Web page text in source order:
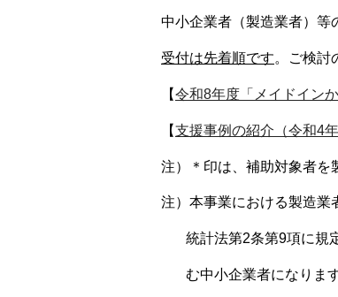
中小企業者（製造業者）等
受付は先着順です。ご検討
【令和8年度「メイドイン
【支援事例の紹介（令和4
注）＊印は、補助対象者を
注）本事業における製造業
統計法第2条第9項に規
む中小企業者になります